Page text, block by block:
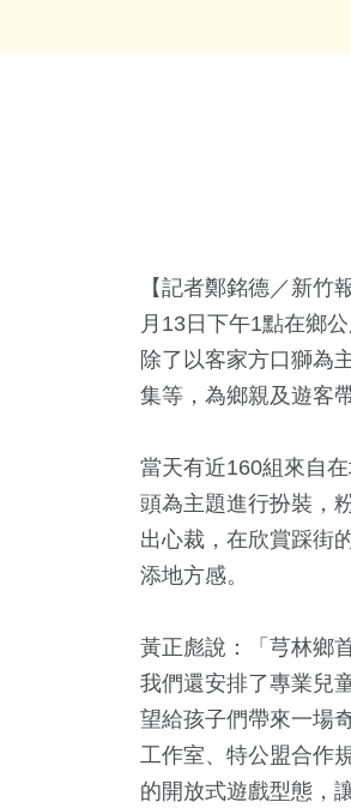
【記者鄭銘德／新
月13日下午1點在鄉
除了以客家方口獅為
集等，為鄉親及遊客
當天有近160組來自
頭為主題進行扮裝，
出心裁，在欣賞踩街
添地方感。
黃正彪說：「芎林鄉
我們還安排了專業兒
望給孩子們帶來一場
工作室、特公盟合作
的開放式遊戲型態，
+
兩岸藝苑天地